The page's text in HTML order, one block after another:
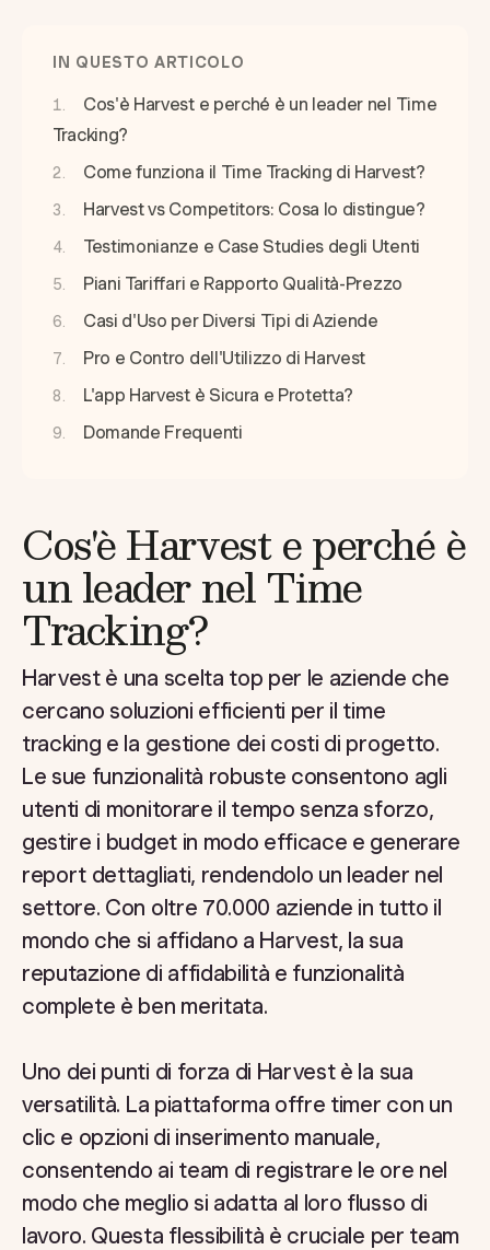
IN QUESTO ARTICOLO
Cos'è Harvest e perché è un leader nel Time
Tracking?
Come funziona il Time Tracking di Harvest?
Harvest vs Competitors: Cosa lo distingue?
Testimonianze e Case Studies degli Utenti
Piani Tariffari e Rapporto Qualità-Prezzo
Casi d'Uso per Diversi Tipi di Aziende
Pro e Contro dell'Utilizzo di Harvest
L'app Harvest è Sicura e Protetta?
Domande Frequenti
Cos'è Harvest e perché è
un leader nel Time
Tracking?
Harvest è una scelta top per le aziende che
cercano soluzioni efficienti per il time
tracking e la gestione dei costi di progetto.
Le sue funzionalità robuste consentono agli
utenti di monitorare il tempo senza sforzo,
gestire i budget in modo efficace e generare
report dettagliati, rendendolo un leader nel
settore. Con oltre 70.000 aziende in tutto il
mondo che si affidano a Harvest, la sua
reputazione di affidabilità e funzionalità
complete è ben meritata.
Uno dei punti di forza di Harvest è la sua
versatilità. La piattaforma offre timer con un
clic e opzioni di inserimento manuale,
consentendo ai team di registrare le ore nel
modo che meglio si adatta al loro flusso di
lavoro. Questa flessibilità è cruciale per team